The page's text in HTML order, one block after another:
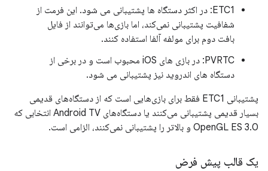
ETC1: در اکثر دستگاه ها پشتیبانی می شود. این فرمت از
شفافیت پشتیبانی نمی‌کند، اما بازی‌ها می‌توانند از فایل
بافت دوم برای مولفه آلفا استفاده کنند.
PVRTC: در بازی های iOS محبوب است و در برخی از
دستگاه های اندروید نیز پشتیبانی می شود.
پشتیبانی ETC1 فقط برای بازی‌هایی است که از دستگاه‌های قدیمی
بسیار قدیمی پشتیبانی می‌کنند یا دستگاه‌های Android TV انتخابی که
OpenGL ES 3.0 و بالاتر را پشتیبانی نمی‌کنند، الزامی است.
یک قالب پیش فرض